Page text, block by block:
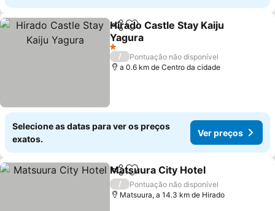
PartilharAdicionar aos favoritos
Hirado Castle Stay Kaiju
Yagura
Ver preços
1 Estrelas
/
Pontuação não disponível
a 0.6 km de Centro da cidade
Selecione as datas para ver os preços
exatos.
Ver preços
PartilharAdicionar aos favoritos
Matsuura City Hotel
/
Pontuação não disponível
Matsuura, a 14.3 km de Hirado